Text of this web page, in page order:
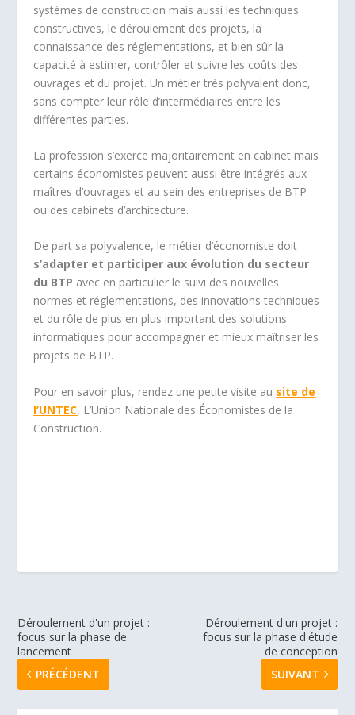
systèmes de construction mais aussi les techniques
constructives, le déroulement des projets, la
connaissance des réglementations, et bien sûr la
capacité à estimer, contrôler et suivre les coûts des
ouvrages et du projet. Un métier très polyvalent donc,
sans compter leur rôle d’intermédiaires entre les
différentes parties.
La profession s’exerce majoritairement en cabinet mais
certains économistes peuvent aussi être intégrés aux
maîtres d’ouvrages et au sein des entreprises de BTP
ou des cabinets d’architecture.
De part sa polyvalence, le métier d’économiste doit
s’adapter et participer aux évolution du secteur
du BTP avec en particulier le suivi des nouvelles
normes et réglementations, des innovations techniques
et du rôle de plus en plus important des solutions
informatiques pour accompagner et mieux maîtriser les
projets de BTP.
Pour en savoir plus, rendez une petite visite au site de
l’UNTEC, L’Union Nationale des Économistes de la
Construction.
Déroulement d'un projet :
focus sur la phase de
lancement
PRÉCÉDENT
Déroulement d'un projet :
focus sur la phase d'étude
de conception
SUIVANT